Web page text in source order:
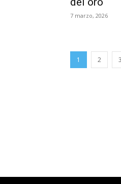
7 marzo, 2026
1 2 3